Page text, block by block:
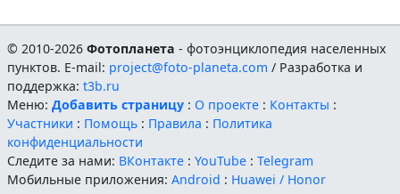
© 2010-2026Фотопланета - фотоэнциклопедия населенных
пунктов. E-mail: project@foto-planeta.com / Разработка и
поддержка:t3b.ru
Меню:Добавить страницу : О проекте : Контакты :
Участники : Помощь : Правила : Политика
конфиденциальности
Следите за нами: ВКонтакте :YouTube :Telegram
Мобильные приложения:Android : Huawei / Honor